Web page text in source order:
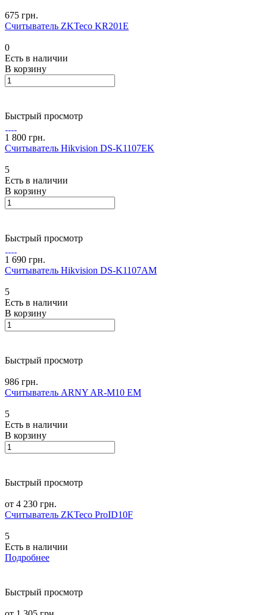
675 грн.
Считыватель ZKTeco KR201E
0
Есть в наличии
В корзину
Быстрый просмотр
1 800 грн.
Считыватель Hikvision DS-K1107EK
5
Есть в наличии
В корзину
Быстрый просмотр
1 690 грн.
Считыватель Hikvision DS-K1107AM
5
Есть в наличии
В корзину
Быстрый просмотр
986 грн.
Считыватель ARNY AR-M10 EM
5
Есть в наличии
В корзину
Быстрый просмотр
от 4 230 грн.
Считыватель ZKTeco ProID10F
5
Есть в наличии
Подробнее
Быстрый просмотр